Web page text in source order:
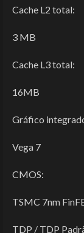
Cache L2 total:
3 MB
Cache L3 total:
16MB
Gráfico
Vega 7
CMOS:
TSMC 7nm
TDP / TDP